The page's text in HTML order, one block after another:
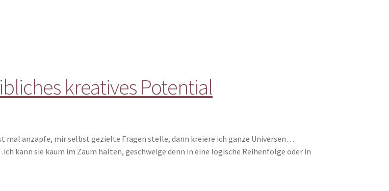
kreatives Potential
mal anzapfe, mir selbst gezielte Fragen stelle, dann kreiere ich ganze Universen…
kann sie kaum im Zaum halten, geschweige denn in eine logische Reihenfolge oder in